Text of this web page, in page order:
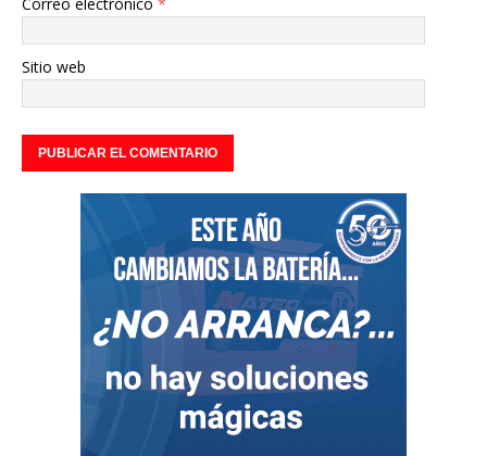
Sitio web